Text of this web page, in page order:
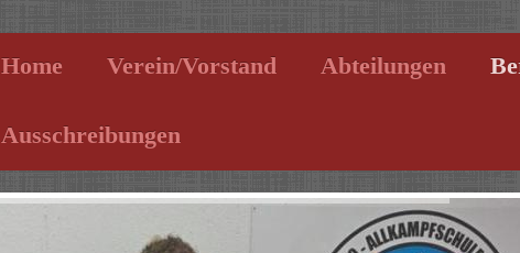
Home Verein/Vorstand Abteilungen
Ausschreibungen